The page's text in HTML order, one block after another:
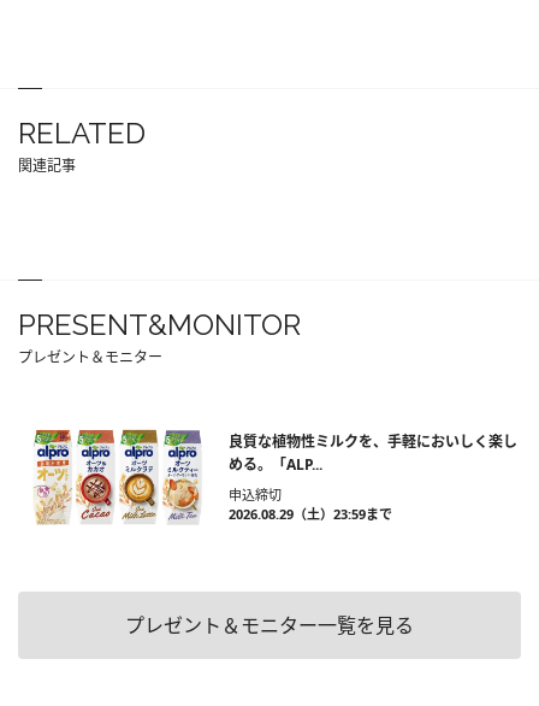
RELATED
関連記事
PRESENT&MONITOR
プレゼント＆モニター
良質な植物性ミルクを、手軽においしく楽し
める。「ALP...
申込締切
2026.08.29（土）23:59まで
プレゼント＆モニター一覧を見る